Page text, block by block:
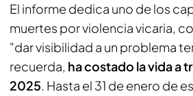
El informe dedica uno de los
muertes por violencia vicaria,
"dar visibilidad a un problema
recuerda, ha costado la vida a
2025. Hasta el 31 de enero de